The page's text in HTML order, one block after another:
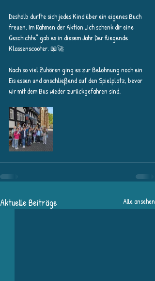
Deshalb durfte sich jedes Kind über ein eigenes Buch
freuen. Im Rahmen der Aktion „Ich schenk dir eine
Geschichte“ gab es in diesem Jahr Der fliegende
Klassenscooter. 📖🚀
Nach so viel Zuhören ging es zur Belohnung noch ein
Eis essen und anschließend auf den Spielplatz, bevor
wir mit dem Bus wieder zurückgefahren sind.
Aktuelle Beiträge Alle ansehen